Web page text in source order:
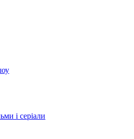
і серіали